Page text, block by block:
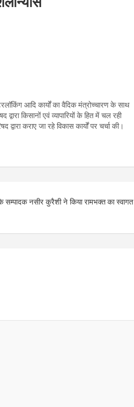
आदि कार्यों का वैदिक मंत्रोच्चारण के साथ
किसानों एवं व्यापारियों के हित में चल रही
कराए जा रहे विकास कार्यों पर चर्चा की।
नसीर कुरैशी ने किया रामभक्त का स्वागत